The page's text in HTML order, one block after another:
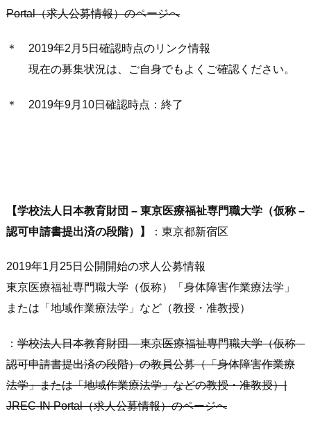
Portal（求人公募情報）のページへ
＊ 2019年2月5日確認時点のリンク情報
現在の募集状況は、ご自身でもよくご確認ください。
＊ 2019年9月10日確認時点：終了
【学校法人日本教育財団 – 東京医療福祉専門職大学（仮称 –
認可申請書提出済の段階）】
：東京都新宿区
2019年1月25日公開開始の求人公募情報
東京医療福祉専門職大学（仮称）「身体障害作業療法学」
または「地域作業療法学」など（教授・准教授）
： 学校法人日本教育財団 – 東京医療福祉専門職大学（仮称 –
認可申請書提出済の段階）の教員公募（「身体障害作業療
法学」または「地域作業療法学」などの教授・准教授）|
JREC-IN Portal（求人公募情報）のページへ